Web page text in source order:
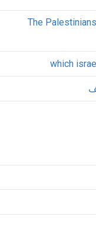
The
which